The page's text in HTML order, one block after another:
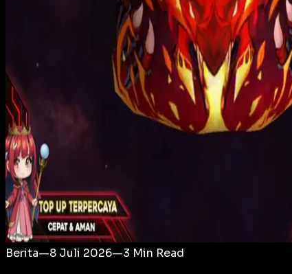
Berita—8 Juli 2026—3 Min Read